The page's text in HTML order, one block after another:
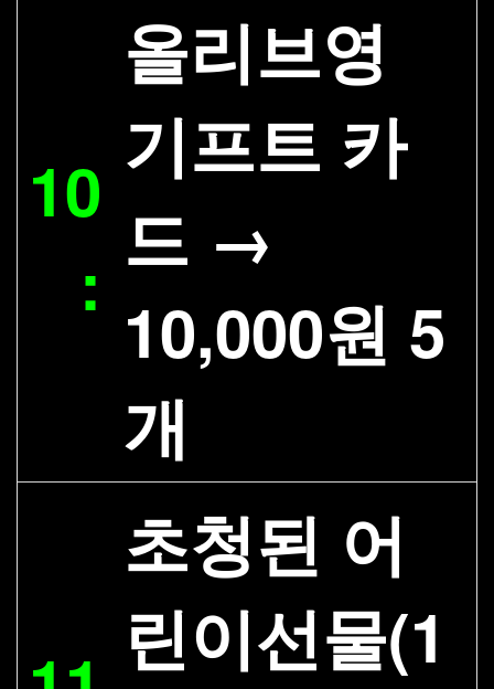
10
:
올리브영
기프트 카
드 →
10,000원 5
개
초청된 어
린이선물(1